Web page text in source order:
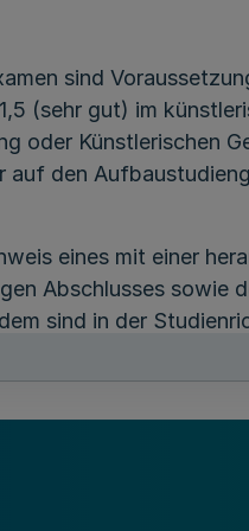
sind
(sehr gut) im
oder Künstlerischen
den
eines mit einer
Abschlusses sowie
sind in der
vorzulegen.
müssen